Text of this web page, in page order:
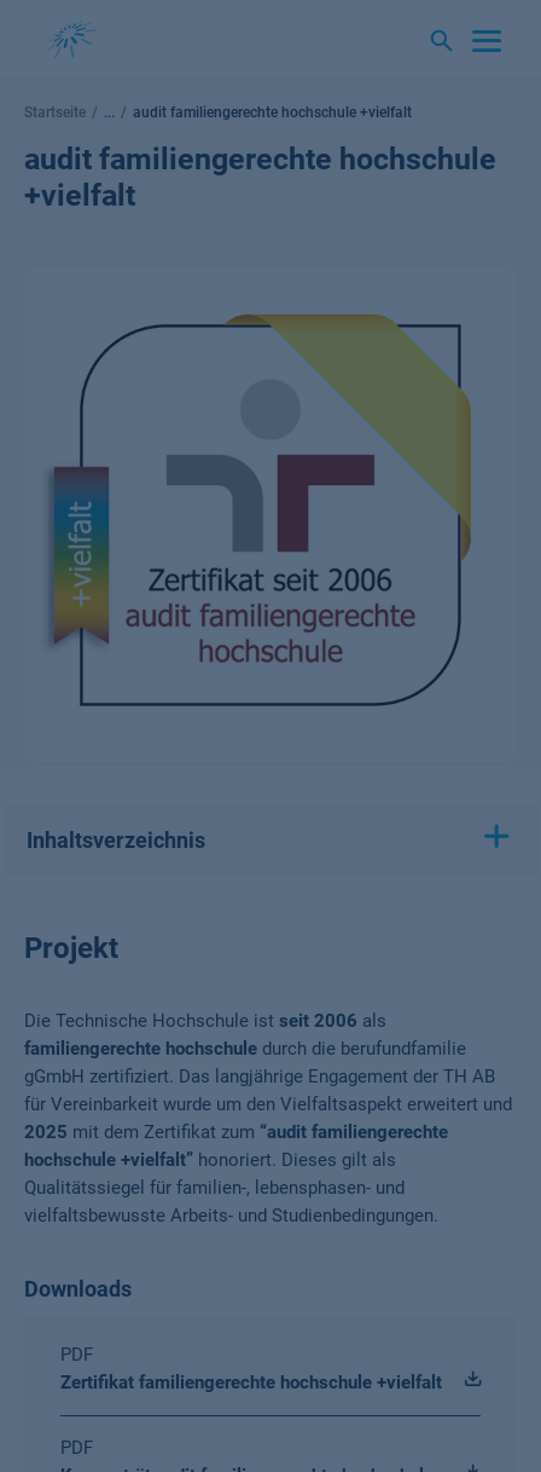
Startseite ... audit familiengerechte hochschule +vielfalt
audit familiengerechte hochschule
+vielfalt
Inhaltsverzeichnis
Projekt
Die Technische Hochschule ist seit 2006 als
familiengerechte hochschule durch die berufundfamilie
gGmbH zertifiziert. Das langjährige Engagement der TH AB
für Vereinbarkeit wurde um den Vielfaltsaspekt erweitert und
2025 mit dem Zertifikat zum “audit familiengerechte
hochschule +vielfalt” honoriert. Dieses gilt als
Qualitätssiegel für familien-, lebensphasen- und
vielfaltsbewusste Arbeits- und Studienbedingungen.
Downloads
PDF
Zertifikat familiengerechte hochschule +vielfalt
PDF